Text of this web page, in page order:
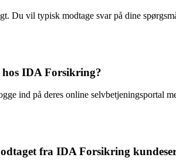
Du vil typisk modtage svar på dine
IDA Forsikring?
ind på deres online selvbetjeningsportal
fra IDA Forsikring